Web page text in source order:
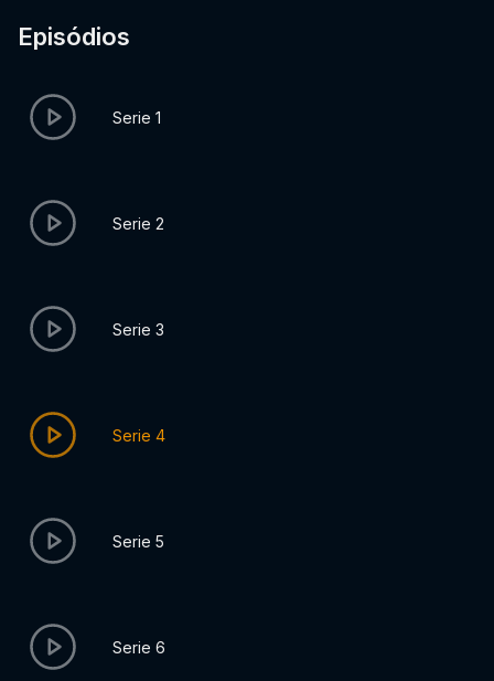
Episódios
Serie 1
Serie 2
Serie 3
Serie 4
Serie 5
Serie 6